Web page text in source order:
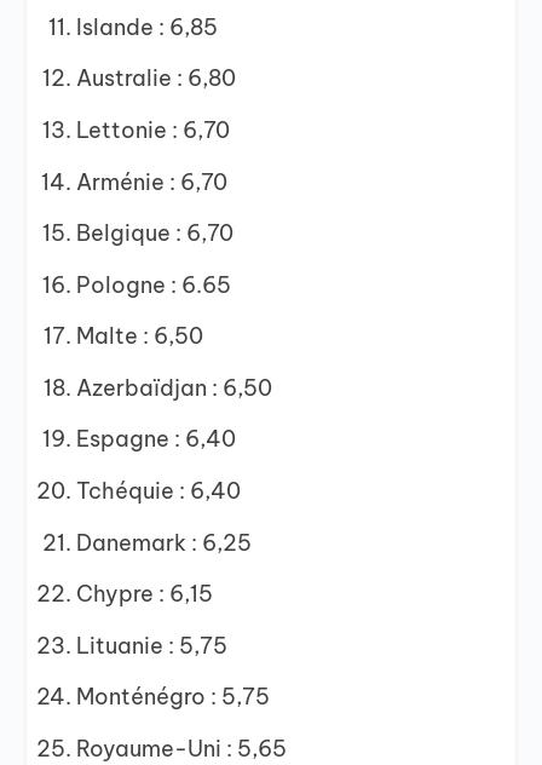
Islande : 6,85
Australie : 6,80
Lettonie : 6,70
Arménie : 6,70
Belgique : 6,70
Pologne : 6.65
Malte : 6,50
Azerbaïdjan : 6,50
Espagne : 6,40
Tchéquie : 6,40
Danemark : 6,25
Chypre : 6,15
Lituanie : 5,75
Monténégro : 5,75
Royaume-Uni : 5,65